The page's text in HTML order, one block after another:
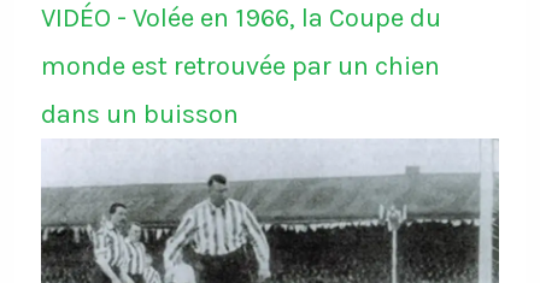
VIDÉO - Volée en 1966, la Coupe du
monde est retrouvée par un chien
dans un buisson